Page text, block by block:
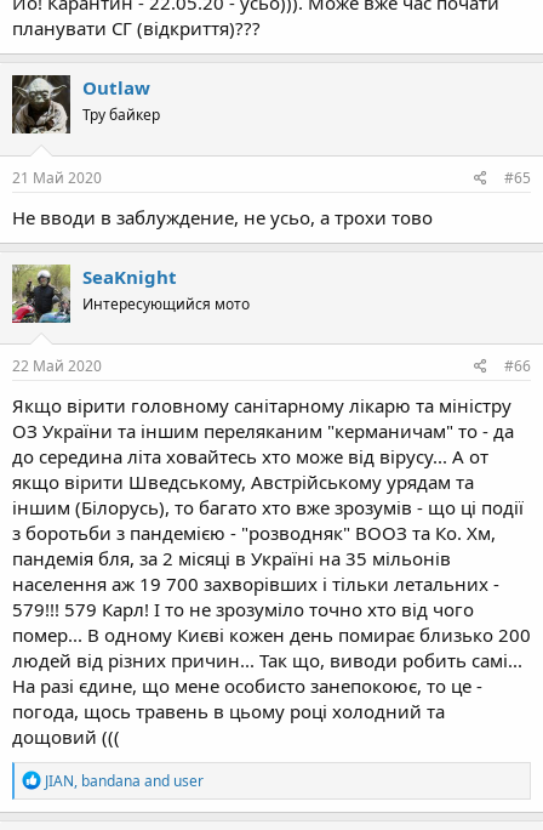
планувати СГ (відкриття)???
Outlaw
Тру байкер
21 Май 2020 #65
Не вводи в заблуждение, не усьо, а трохи тово
SeaKnight
Интересующийся мото
22 Май 2020 #66
Якщо вірити головному санітарному лікарю та міністру
ОЗ України та іншим переляканим "керманичам" то - да
до середина літа ховайтесь хто може від вірусу... А от
якщо вірити Шведському, Австрійському урядам та
іншим (Білорусь), то багато хто вже зрозумів - що ці події
з боротьби з пандемією - "розводняк" ВООЗ та Ко. Хм,
пандемія бля, за 2 місяці в Україні на 35 мільонів
населення аж 19 700 захворівших і тільки летальних -
579!!! 579 Карл! І то не зрозуміло точно хто від чого
помер... В одному Києві кожен день помирає близько 200
людей від різних причин... Так що, виводи робить самі...
На разі єдине, що мене особисто занепокоює, то це -
погода, щось травень в цьому році холодний та
дощовий (((
R
e
a
JIAN, bandana and user